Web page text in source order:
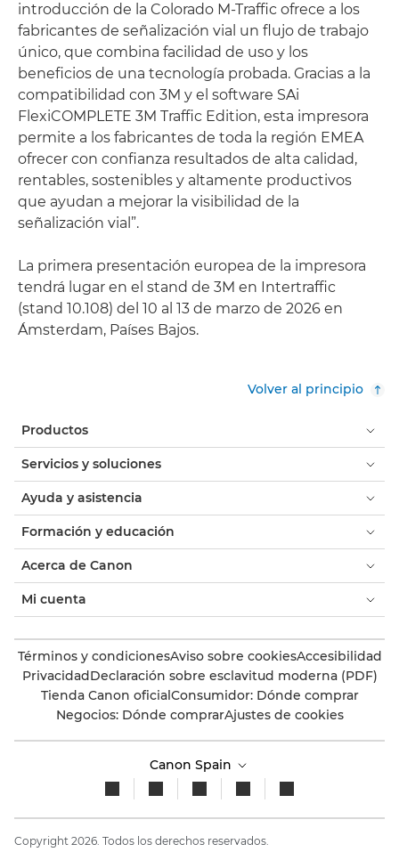
introducción de la Colorado M-Traffic ofrece a los
fabricantes de señalización vial un flujo de trabajo
único, que combina facilidad de uso y los
beneficios de una tecnología probada. Gracias a la
compatibilidad con 3M y el software SAi
FlexiCOMPLETE 3M Traffic Edition, esta impresora
permite a los fabricantes de toda la región EMEA
ofrecer con confianza resultados de alta calidad,
rentables, sostenibles y altamente productivos
que ayudan a mejorar la visibilidad de la
señalización vial”.
La primera presentación europea de la impresora
tendrá lugar en el stand de 3M en Intertraffic
(stand 10.108) del 10 al 13 de marzo de 2026 en
Ámsterdam, Países Bajos.
Volver al principio
Productos
Servicios y soluciones
Ayuda y asistencia
Formación y educación
Acerca de Canon
Mi cuenta
Términos y condicionesAviso sobre cookiesAccesibilidad
PrivacidadDeclaración sobre esclavitud moderna (PDF)
Tienda Canon oficialConsumidor: Dónde comprar
Negocios: Dónde comprarAjustes de cookies
Canon Spain
Copyright 2026. Todos los derechos reservados.